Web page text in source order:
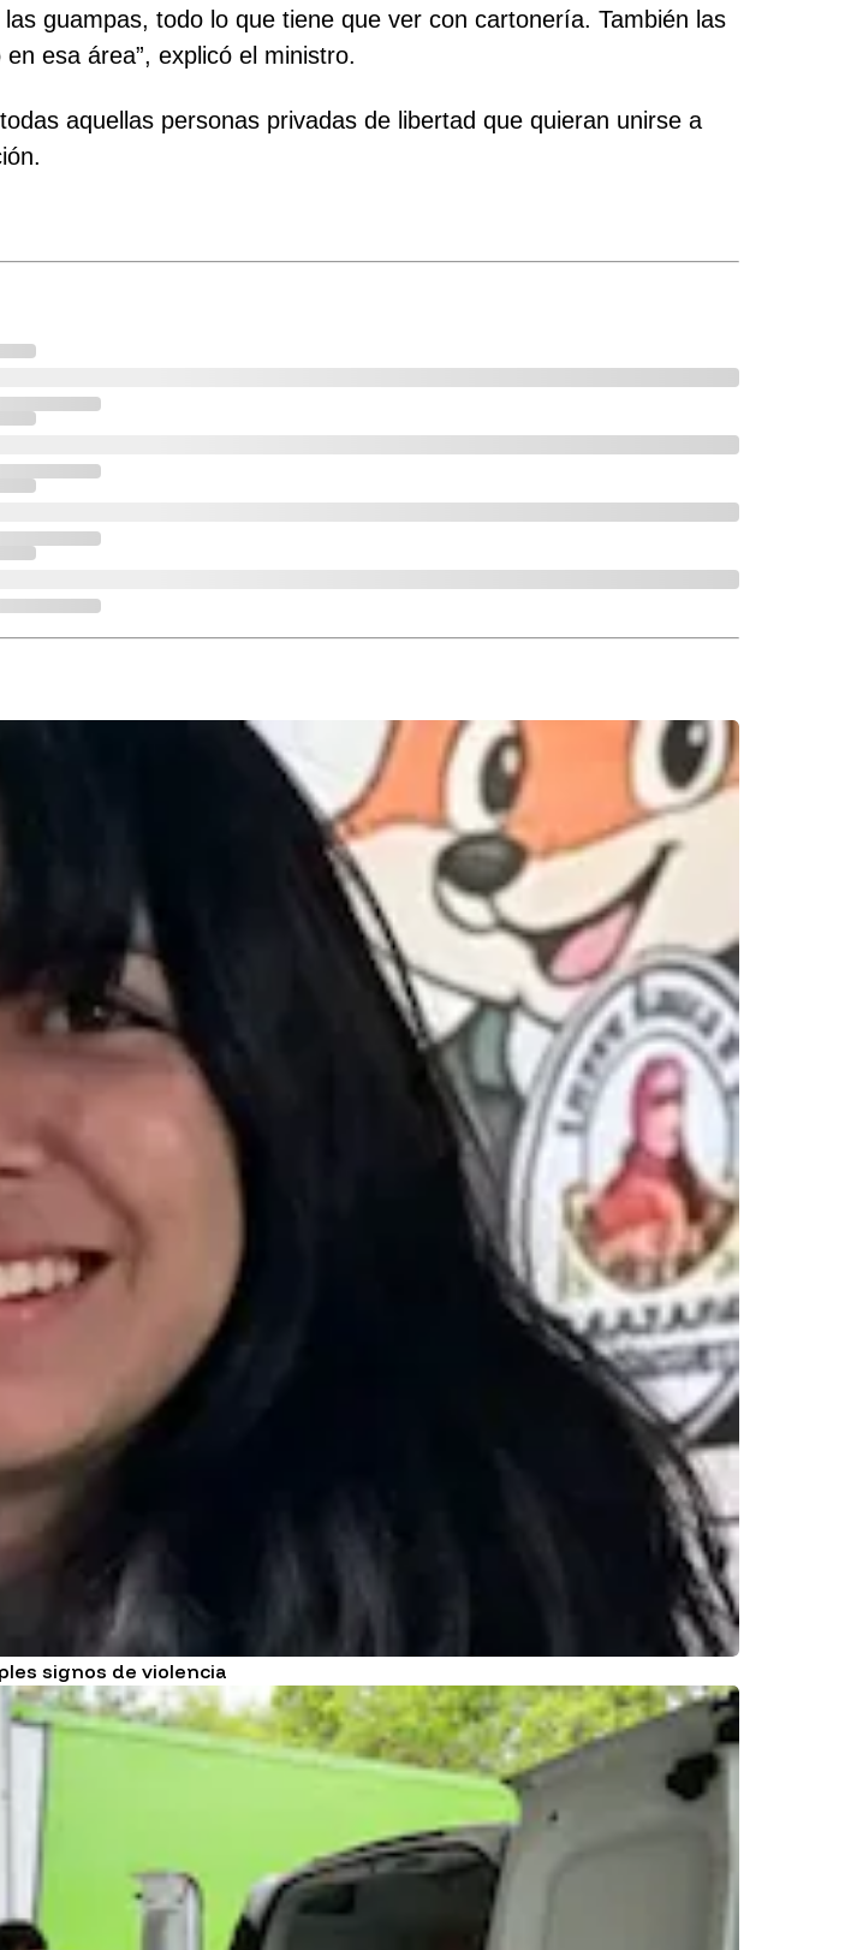
guampas, todo lo que tiene que ver con cartonería. También las
esa área”, explicó el ministro.
aquellas personas privadas de libertad que quieran unirse a
signos de violencia